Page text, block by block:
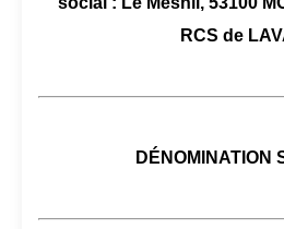
RCS de
DÉNOMINATION